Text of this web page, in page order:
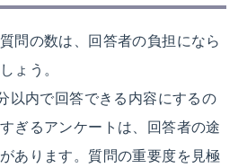
問の数は、回答者の負担になら
ょう。
以内で回答できる内容にするの
ぎるアンケートは、回答者の途
あります。質問の重要度を見極